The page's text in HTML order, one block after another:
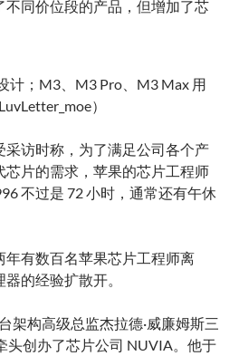
同价位段的产品，但增加了芯
计；M3、M3 Pro、M3 Max 用
）
访时称，为了满足公司各个产
片的需求，苹果的芯片工程师
不过是 72 小时，通常还有午休
有数百名苹果芯片工程师离
的经验扩散开。
架构高级总监杰拉德·威廉姆斯三
头创办了芯片公司 NUVIA。他于